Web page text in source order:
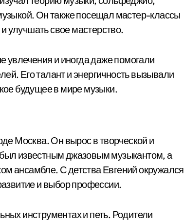
Он также посещал мастер-классы
улучшать свое мастерство.
и иногда даже помогали
Его талант и энергичность вызывали
будущее в мире музыки.
Москва. Он вырос в творческой и
известным джазовым музыкантом, а
ансамбле. С детства Евгений окружался
и выбор профессии.
инструментах и петь. Родители